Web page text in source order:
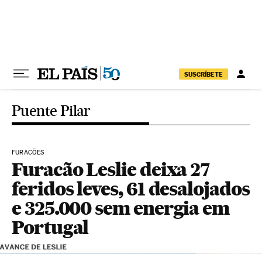
SUSCRÍBETE
Puente Pilar
FURACÕES
Furacão Leslie deixa 27
feridos leves, 61 desalojados
e 325.000 sem energia em
Portugal